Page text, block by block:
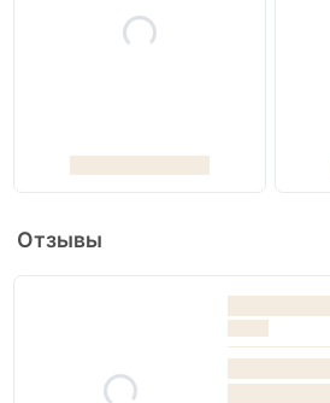
Отзывы